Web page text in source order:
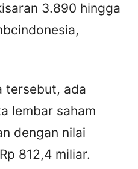
3.890 hingga
tersebut, ada
lembar saham
dengan nilai
812,4 miliar.